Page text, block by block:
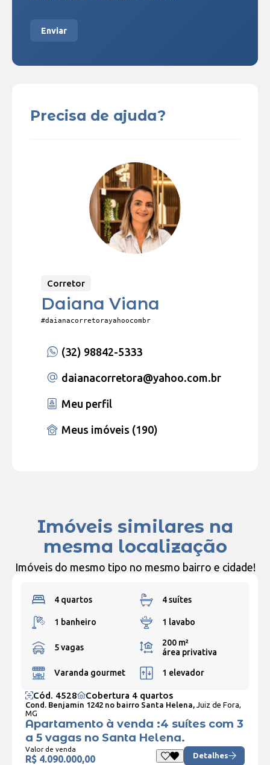
Enviar
Precisa de ajuda?
Corretor
Daiana Viana
#daianacorretorayahoocombr
(32) 98842-5333
daianacorretora@yahoo.com.br
Meu perfil
Meus imóveis (190)
Imóveis similares na
mesma localização
Imóveis do mesmo tipo no mesmo bairro e cidade!
4 quartos 4 suítes
1 banheiro 1 lavabo
5 vagas
200 m²
área privativa
Varanda gourmet 1 elevador
Cód. 4528 Cobertura 4 quartos
Cond. Benjamin 1242 no bairro Santa Helena, Juiz de Fora,
MG
Apartamento à venda :4 suítes com 3
a 5 vagas no Santa Helena.
Valor de venda
R$ 4.090.000,00 Detalhes